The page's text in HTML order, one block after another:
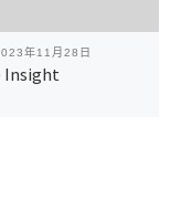
年11月28日
Insight